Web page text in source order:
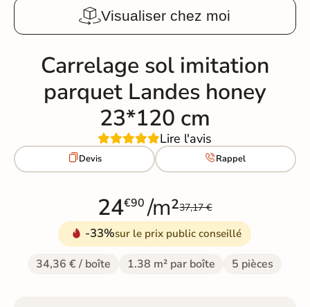
Visualiser chez moi
Carrelage sol imitation
parquet Landes honey
23*120 cm
Lire l'avis
Devis Rappel
24€90 /m²37,17 €
-33%sur le prix public conseillé
34,36 € / boîte 1.38 m² par boîte 5 pièces